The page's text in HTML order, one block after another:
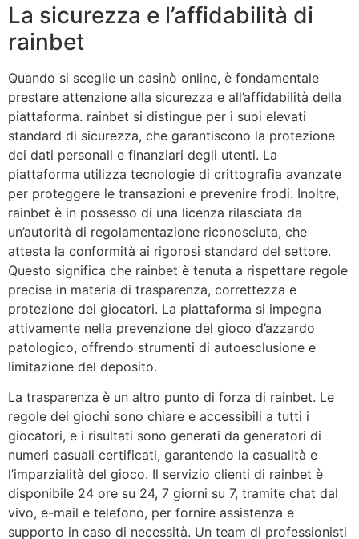
La sicurezza e l’affidabilità di
rainbet
Quando si sceglie un casinò online, è fondamentale
prestare attenzione alla sicurezza e all’affidabilità della
piattaforma. rainbet si distingue per i suoi elevati
standard di sicurezza, che garantiscono la protezione
dei dati personali e finanziari degli utenti. La
piattaforma utilizza tecnologie di crittografia avanzate
per proteggere le transazioni e prevenire frodi. Inoltre,
rainbet è in possesso di una licenza rilasciata da
un’autorità di regolamentazione riconosciuta, che
attesta la conformità ai rigorosi standard del settore.
Questo significa che rainbet è tenuta a rispettare regole
precise in materia di trasparenza, correttezza e
protezione dei giocatori. La piattaforma si impegna
attivamente nella prevenzione del gioco d’azzardo
patologico, offrendo strumenti di autoesclusione e
limitazione del deposito.
La trasparenza è un altro punto di forza di rainbet. Le
regole dei giochi sono chiare e accessibili a tutti i
giocatori, e i risultati sono generati da generatori di
numeri casuali certificati, garantendo la casualità e
l’imparzialità del gioco. Il servizio clienti di rainbet è
disponibile 24 ore su 24, 7 giorni su 7, tramite chat dal
vivo, e-mail e telefono, per fornire assistenza e
supporto in caso di necessità. Un team di professionisti